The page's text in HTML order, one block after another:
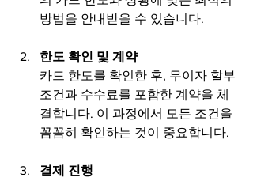
방법을 안내받을 수 있습니다.
한도 확인 및 계약
카드 한도를 확인한 후, 무이자 할부
조건과 수수료를 포함한 계약을 체
결합니다. 이 과정에서 모든 조건을
꼼꼼히 확인하는 것이 중요합니다.
결제 진행